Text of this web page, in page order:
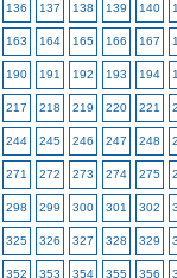
136 137 138 139 140
163 164 165 166 167
190 191 192 193 194
217 218 219 220 221
244 245 246 247 248
271 272 273 274 275
298 299 300 301 302
325 326 327 328 329
352 353 354 355 356